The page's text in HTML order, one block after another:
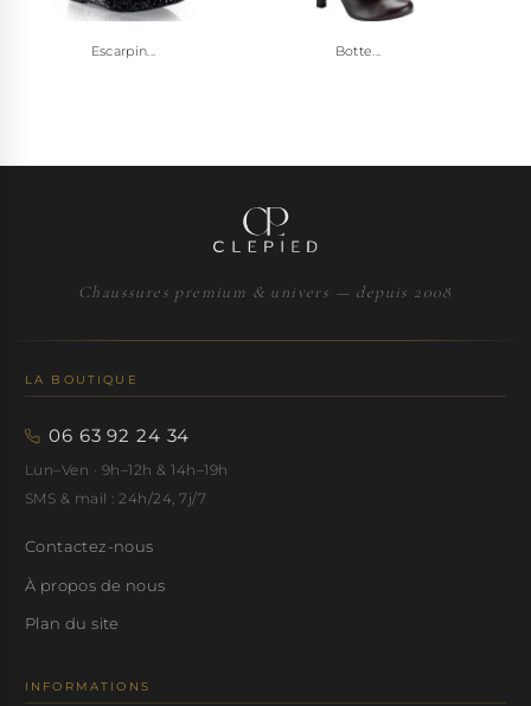
Escarpin... Botte...
Chaussures premium & univers — depuis 2008
LA BOUTIQUE
06 63 92 24 34
Lun–Ven · 9h–12h & 14h–19h
SMS & mail : 24h/24, 7j/7
Contactez-nous
À propos de nous
Plan du site
INFORMATIONS